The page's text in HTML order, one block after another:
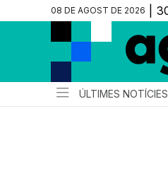
08 DE AGOST DE 2026
ÚLTIMES NOTÍCIES